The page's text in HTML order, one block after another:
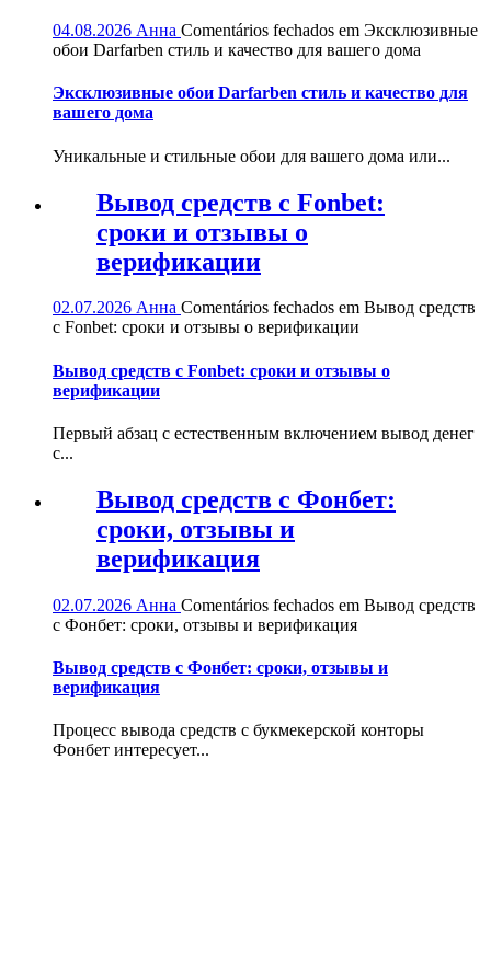
04.08.2026 Анна Comentários fechados em Эксклюзивные
обои Darfarben стиль и качество для вашего дома
Эксклюзивные обои Darfarben стиль и качество для
вашего дома
Уникальные и стильные обои для вашего дома или...
Вывод средств с Fonbet:
сроки и отзывы о
верификации
02.07.2026 Анна Comentários fechados em Вывод средств
с Fonbet: сроки и отзывы о верификации
Вывод средств с Fonbet: сроки и отзывы о
верификации
Первый абзац с естественным включением вывод денег
с...
Вывод средств с Фонбет:
сроки, отзывы и
верификация
02.07.2026 Анна Comentários fechados em Вывод средств
с Фонбет: сроки, отзывы и верификация
Вывод средств с Фонбет: сроки, отзывы и
верификация
Процесс вывода средств с букмекерской конторы
Фонбет интересует...